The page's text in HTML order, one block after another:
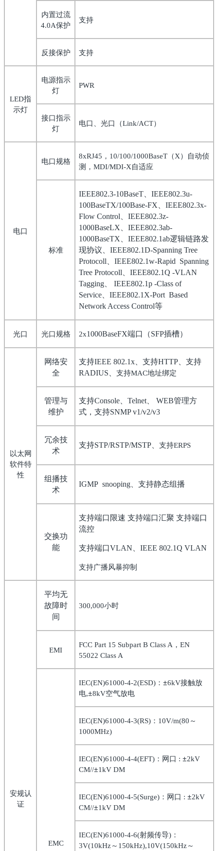
内置过流
4.0A保护
支持
反接保护 支持
LED指
示灯
电源指示
灯
PWR
接口指示
灯
电口、光口（Link/ACT）
电口
电口规格 8xRJ45 ， 10/100/1000BaseT （X）自动侦
测， MDI/MDI-X自适应
标准
IEEE802.3-10BaseT、
IEEE802.3u-
100BaseTX/100Base-FX、
IEEE802.3x-
Flow Control、
IEEE802.3z-
1000BaseLX、
IEEE802.3ab-
1000BaseTX、 IEEE802.1ab逻辑链路发
现协议、
IEEE802.1D-Spanning Tree
Protocoll、
IEEE802.1w-Rapid Spanning
Tree Protocoll、
IEEE802.1Q -VLAN
Tagging、
IEEE802.1p -Class of
Service、
IEEE802.1X-Port Based
Network Access Control等
光口 光口规格 2x1000BaseFX端口（SFP插槽）
以太网
软件特
性
网络安
全
支持IEEE 802.1x、支持HTTP、支持
RADIUS、 支持MAC地址绑定
管理与
维护
支持Console、 Telnet、 WEB管理方
式，支持SNMP v1/v2/v3
冗余技
术
支持STP/RSTP/MSTP、 支持ERPS
组播技
术
IGMP snooping、支持静态组播
交换功
能
支持端口限速 支持端口汇聚 支持端口
流控
支持端口VLAN、 IEEE 802.1Q VLAN
支持广播风暴抑制
安规认
证
平均无
故障时
间
300,000小时
EMI
FCC Part 15 Subpart B Class A ， EN
55022 Class A
EMC
IEC(EN)61000-4-2(ESD) ：±6kV接触放
电,±8kV空气放电
IEC(EN)61000-4-3(RS) ： 10V/m(80 ～
1000MHz)
IEC(EN)61000-4-4(EFT) ：网口 : ±2kV
CM//±1kV DM
IEC(EN)61000-4-5(Surge) ：网口 : ±2kV
CM//±1kV DM
IEC(EN)61000-4-6(射频传导) ：
3V(10kHz～ 150kHz),10V(150kHz～